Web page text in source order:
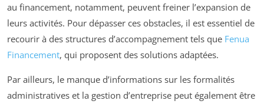
au financement, notamment, peuvent freiner l’expansion de
leurs activités. Pour dépasser ces obstacles, il est essentiel de
recourir à des structures d’accompagnement tels que Fenua
Financement, qui proposent des solutions adaptées.
Par ailleurs, le manque d’informations sur les formalités
administratives et la gestion d’entreprise peut également être